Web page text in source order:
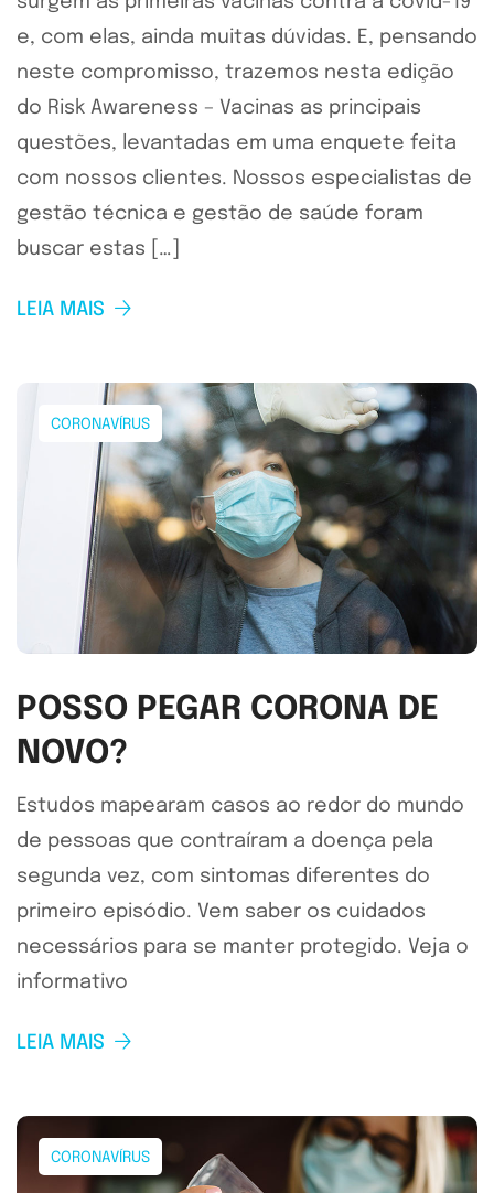
e, com elas, ainda muitas dúvidas. E, pensando
neste compromisso, trazemos nesta edição
do Risk Awareness – Vacinas as principais
questões, levantadas em uma enquete feita
com nossos clientes. Nossos especialistas de
gestão técnica e gestão de saúde foram
buscar estas […]
LEIA MAIS
CORONAVÍRUS
POSSO PEGAR CORONA DE
NOVO?
Estudos mapearam casos ao redor do mundo
de pessoas que contraíram a doença pela
segunda vez, com sintomas diferentes do
primeiro episódio. Vem saber os cuidados
necessários para se manter protegido. Veja o
informativo
LEIA MAIS
CORONAVÍRUS